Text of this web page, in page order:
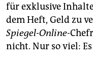
für exklusive
dem Heft, Geld zu
Spiegel-Online-
nicht. Nur so viel: